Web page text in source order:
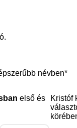
névben*
első és
Kristóf